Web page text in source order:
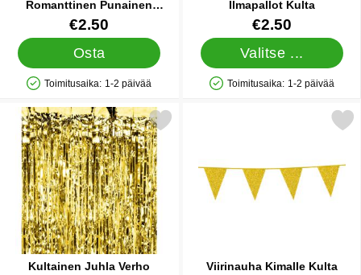
Romanttinen Punainen
Konfetti Ruusun Terälehti
Tuote.nro 12387
€2.50
Osta
Saatavuus: Varastossa
Toimitusaika: 1-2 päivää
Ilmapallot Kulta
Tuote.nro 5024€2.50
Valitse ...
Saatavuus: Varastossa
Toimitusaika: 1-2 päivää
Kultainen Juhla Verho
Merkitse kultainen Juhla Verho suosikiksi
Viirinauha Kimalle Kulta
Merkitse viirinauha